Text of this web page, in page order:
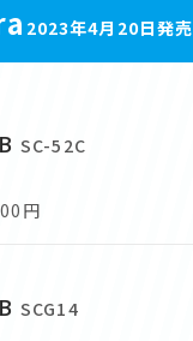
2023年4月20日発売
SC-52C
円
SCG14